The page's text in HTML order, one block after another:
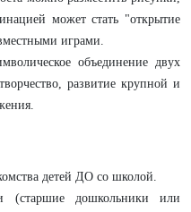
может стать "открытие
играми.
объединение двух
развитие крупной и
детей ДО со школой.
(старшие дошкольники или